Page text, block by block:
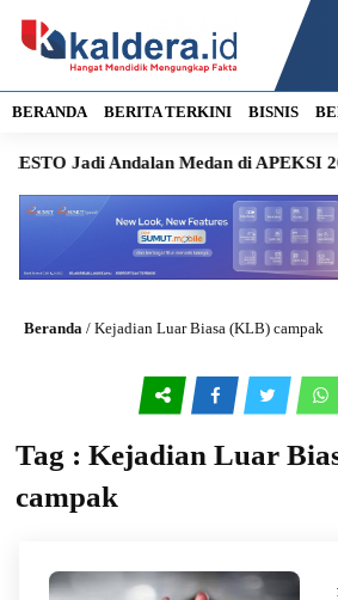
BERANDA BERITA TERKINI BISNIS
Jadi Andalan Medan di APEKSI
Beranda / Kejadian Luar Biasa (KLB) campak
Tag : Kejadian Luar
campak